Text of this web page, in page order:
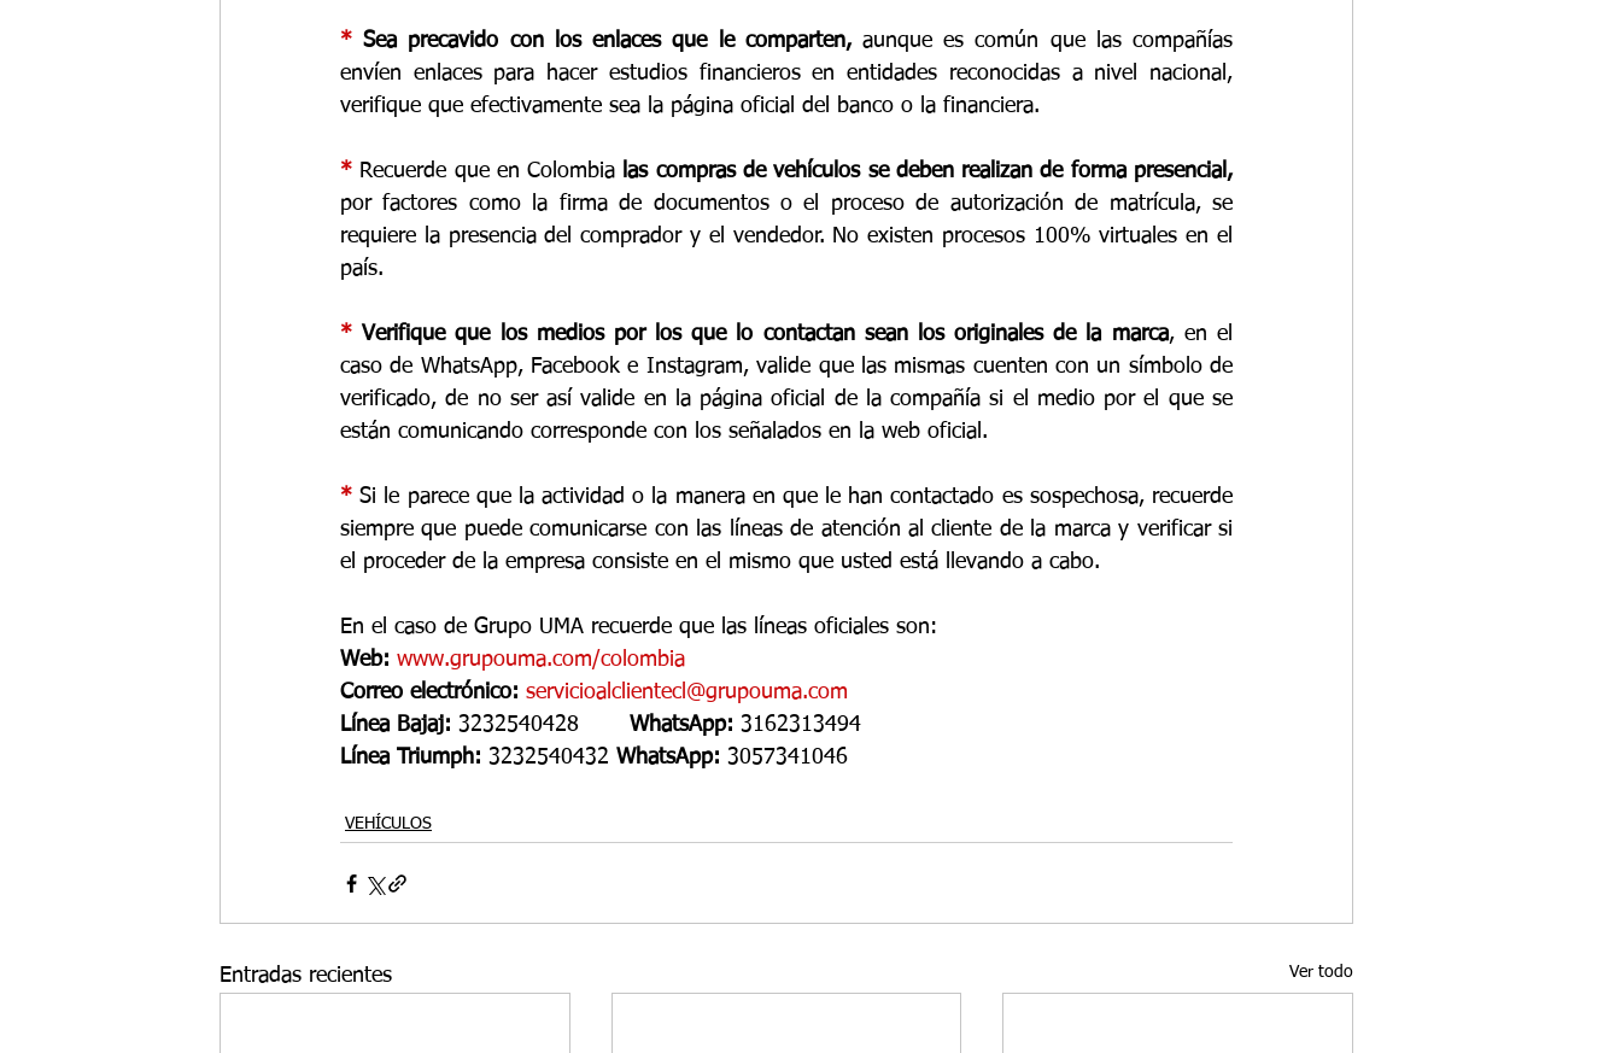
* Sea precavido con los enlaces que le comparten, aunque es común que las compañías
envíen enlaces para hacer estudios financieros en entidades reconocidas a nivel nacional,
verifique que efectivamente sea la página oficial del banco o la financiera.
* Recuerde que en Colombia las compras de vehículos se deben realizan de forma presencial,
por factores como la firma de documentos o el proceso de autorización de matrícula, se
requiere la presencia del comprador y el vendedor. No existen procesos 100% virtuales en el
país.
* Verifique que los medios por los que lo contactan sean los originales de la marca, en el
caso de WhatsApp, Facebook e Instagram, valide que las mismas cuenten con un símbolo de
verificado, de no ser así valide en la página oficial de la compañía si el medio por el que se
están comunicando corresponde con los señalados en la web oficial.
* Si le parece que la actividad o la manera en que le han contactado es sospechosa, recuerde
siempre que puede comunicarse con las líneas de atención al cliente de la marca y verificar si
el proceder de la empresa consiste en el mismo que usted está llevando a cabo.
En el caso de Grupo UMA recuerde que las líneas oficiales son:
Web: www.grupouma.com/colombia
Correo electrónico: servicioalclientecl@grupouma.com
Línea Bajaj: 3232540428 WhatsApp: 3162313494
Línea Triumph: 3232540432 WhatsApp: 3057341046
VEHÍCULOS
Entradas recientes Ver todo